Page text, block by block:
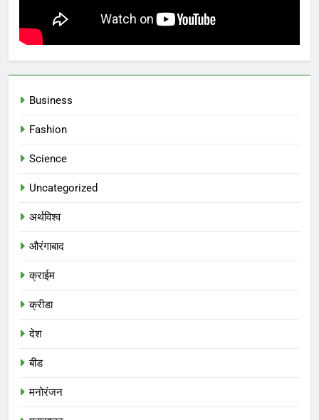
Business
Fashion
Science
Uncategorized
अर्थविश्व
औरंगाबाद
क्राईम
क्रीडा
देश
बीड
मनोरंजन